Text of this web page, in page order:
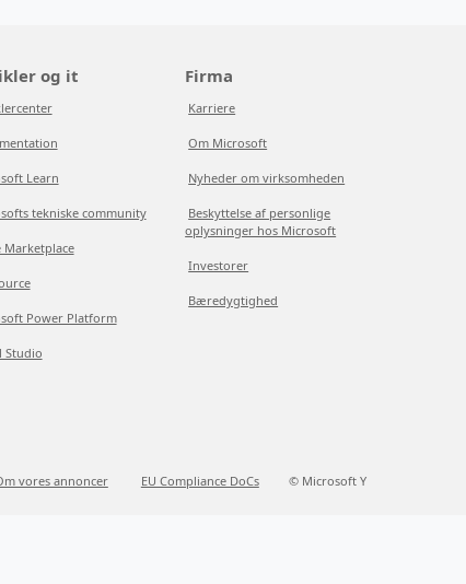
og it
Learn
tekniske community
Marketplace
Power Platform
Studio
Firma
Karriere
Om Microsoft
Nyheder om virksomheden
Beskyttelse af personlige
oplysninger hos Microsoft
Investorer
Bæredygtighed
vores annoncer EU Compliance DoCs © Microsoft Y